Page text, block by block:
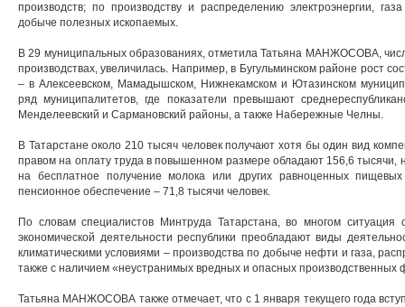
производств; по производству и распределению электроэнергии,
добыче полезных ископаемых.
В 29 муниципальных образованиях, отметила Татьяна МАНЖОСОВА,
производствах, увеличилась. Например, в Бугульминском районе рост
– в Алексеевском, Мамадышском, Нижнекамском и Ютазинском
ряд муниципалитетов, где показатели превышают
Менделеевский и Сармановский районы, а также Набережные Челны.
В Татарстане около 210 тысяч человек получают хотя бы один вид
правом на оплату труда в повышенном размере обладают 156,6 тысячи,
на бесплатное получение молока или других равноценных
пенсионное обеспечение – 71,8 тысячи человек.
По словам специалистов Минтруда Татарстана, во многом ситуация
экономической деятельности республики преобладают виды
климатическими условиями – производства по добыче нефти и газа,
также с наличием «неустранимых вредных и опасных производственных
Татьяна МАНЖОСОВА также отмечает, что с 1 января текущего года